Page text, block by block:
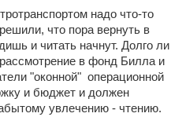
надо что-то
что пора вернуть в
и читать начнут. Долго ли
рассмотрение в фонд Билла и
"оконной" операционной
и бюджет и должен
увлечению - чтению.